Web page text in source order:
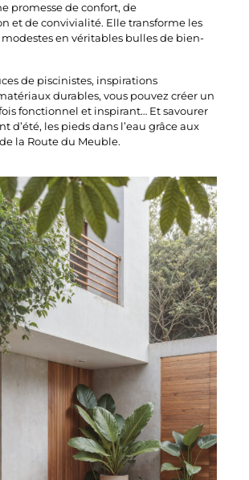
promesse de confort, de
et de convivialité. Elle transforme les
en véritables bulles de bien-
de piscinistes, inspirations
durables, vous pouvez créer un
fonctionnel et inspirant… Et savourer
d’été, les pieds dans l’eau grâce aux
la Route du Meuble.